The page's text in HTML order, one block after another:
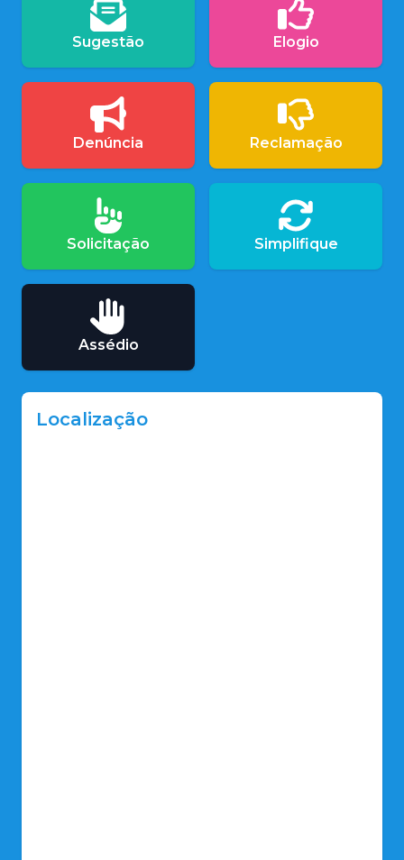
Sugestão Elogio
Denúncia Reclamação
Solicitação Simplifique
Assédio
Localização